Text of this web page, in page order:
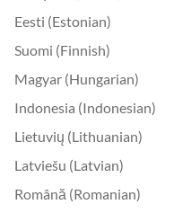
Eesti (Estonian)
Suomi (Finnish)
Magyar (Hungarian)
Indonesia (Indonesian)
Lietuvių (Lithuanian)
Latviešu (Latvian)
Română (Romanian)